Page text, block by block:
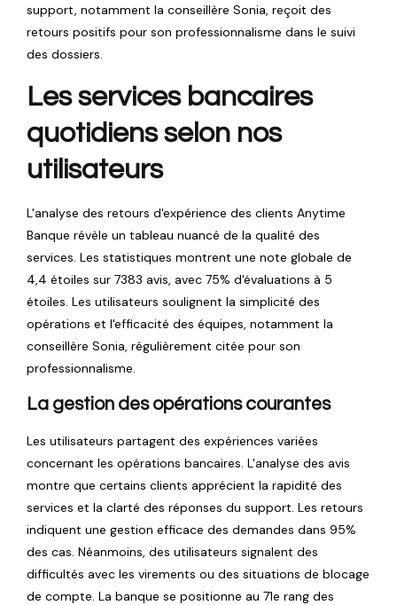
support, notamment la conseillère Sonia, reçoit des
retours positifs pour son professionnalisme dans le suivi
des dossiers.
Les services bancaires
quotidiens selon nos
utilisateurs
L'analyse des retours d'expérience des clients Anytime
Banque révèle un tableau nuancé de la qualité des
services. Les statistiques montrent une note globale de
4,4 étoiles sur 7383 avis, avec 75% d'évaluations à 5
étoiles. Les utilisateurs soulignent la simplicité des
opérations et l'efficacité des équipes, notamment la
conseillère Sonia, régulièrement citée pour son
professionnalisme.
La gestion des opérations courantes
Les utilisateurs partagent des expériences variées
concernant les opérations bancaires. L'analyse des avis
montre que certains clients apprécient la rapidité des
services et la clarté des réponses du support. Les retours
indiquent une gestion efficace des demandes dans 95%
des cas. Néanmoins, des utilisateurs signalent des
difficultés avec les virements ou des situations de blocage
de compte. La banque se positionne au 71e rang des